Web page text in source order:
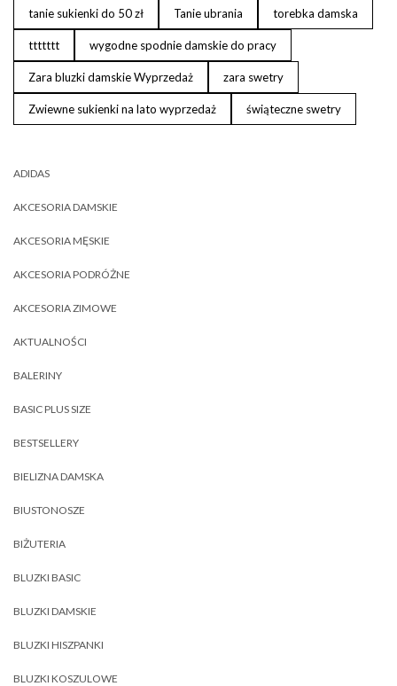
tanie sukienki do 50 zł Tanie ubrania torebka damska
ttttttt wygodne spodnie damskie do pracy
Zara bluzki damskie Wyprzedaż zara swetry
Zwiewne sukienki na lato wyprzedaż świąteczne swetry
ADIDAS
AKCESORIA DAMSKIE
AKCESORIA MĘSKIE
AKCESORIA PODRÓŻNE
AKCESORIA ZIMOWE
AKTUALNOŚCI
BALERINY
BASIC PLUS SIZE
BESTSELLERY
BIELIZNA DAMSKA
BIUSTONOSZE
BIŻUTERIA
BLUZKI BASIC
BLUZKI DAMSKIE
BLUZKI HISZPANKI
BLUZKI KOSZULOWE